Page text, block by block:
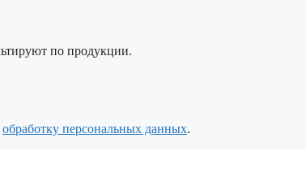
по продукции.
обработку персональных данных.